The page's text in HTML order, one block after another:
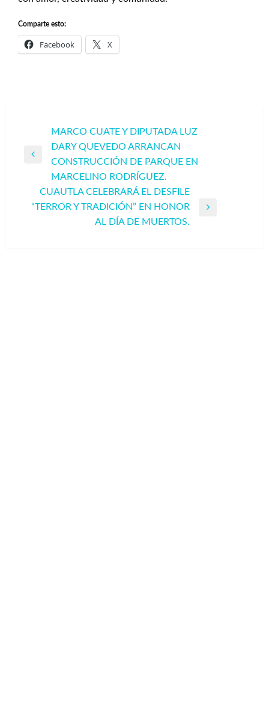
Comparte esto:
Facebook X
Navegación
de
entradas
Entrada
anterior
MARCO CUATE Y DIPUTADA LUZ
DARY QUEVEDO ARRANCAN
CONSTRUCCIÓN DE PARQUE EN
MARCELINO RODRÍGUEZ.
CUAUTLA CELEBRARÁ EL DESFILE
“TERROR Y TRADICIÓN” EN HONOR
AL DÍA DE MUERTOS.